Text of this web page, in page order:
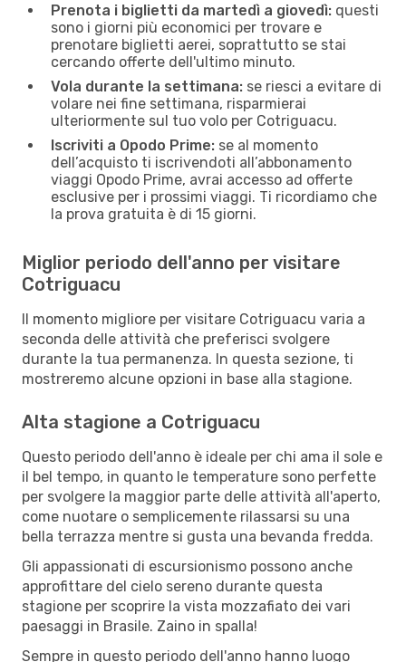
Prenota i biglietti da martedì a giovedì: questi
sono i giorni più economici per trovare e
prenotare biglietti aerei, soprattutto se stai
cercando offerte dell'ultimo minuto.
Vola durante la settimana: se riesci a evitare di
volare nei fine settimana, risparmierai
ulteriormente sul tuo volo per Cotriguacu.
Iscriviti a Opodo Prime: se al momento
dell’acquisto ti iscrivendoti all’abbonamento
viaggi Opodo Prime, avrai accesso ad offerte
esclusive per i prossimi viaggi. Ti ricordiamo che
la prova gratuita è di 15 giorni.
Miglior periodo dell'anno per visitare
Cotriguacu
Il momento migliore per visitare Cotriguacu varia a
seconda delle attività che preferisci svolgere
durante la tua permanenza. In questa sezione, ti
mostreremo alcune opzioni in base alla stagione.
Alta stagione a Cotriguacu
Questo periodo dell'anno è ideale per chi ama il sole e
il bel tempo, in quanto le temperature sono perfette
per svolgere la maggior parte delle attività all'aperto,
come nuotare o semplicemente rilassarsi su una
bella terrazza mentre si gusta una bevanda fredda.
Gli appassionati di escursionismo possono anche
approfittare del cielo sereno durante questa
stagione per scoprire la vista mozzafiato dei vari
paesaggi in Brasile. Zaino in spalla!
Sempre in questo periodo dell'anno hanno luogo